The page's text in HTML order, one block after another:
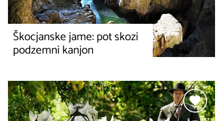
Škocjanske jame: pot skozi
podzemni kanjon